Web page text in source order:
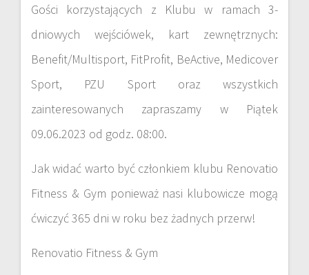
Gości korzystających z Klubu w ramach 3-
dniowych wejściówek, kart zewnętrznych:
Benefit/Multisport, FitProfit, BeActive, Medicover
Sport, PZU Sport oraz wszystkich
zainteresowanych zapraszamy w Piątek
09.06.2023 od godz. 08:00.
Jak widać warto być członkiem klubu Renovatio
Fitness & Gym ponieważ nasi klubowicze mogą
ćwiczyć 365 dni w roku bez żadnych przerw!
Renovatio Fitness & Gym